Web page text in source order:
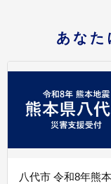
あなた
八代市 令和8年熊